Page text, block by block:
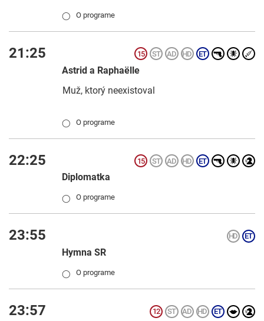
◯ O programe
21:25
Astrid a Raphaëlle
Muž, ktorý neexistoval
◯ O programe
22:25
Diplomatka
◯ O programe
23:55
Hymna SR
◯ O programe
23:57